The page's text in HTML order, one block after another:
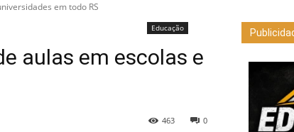
em todo RS
Educação
aulas em escolas e
0
463